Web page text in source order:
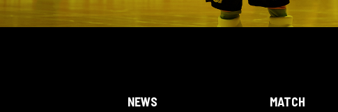
NEWS MATCH